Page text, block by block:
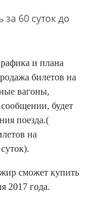
и плана
билетов на
вагоны,
будет
поезда.(
на
сможет купить
2017 года.